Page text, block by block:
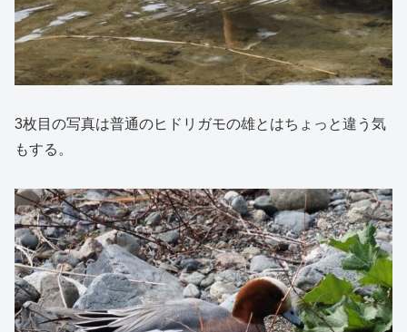
3枚目の写真は普通のヒドリガモの雄とはちょっと違う気
もする。